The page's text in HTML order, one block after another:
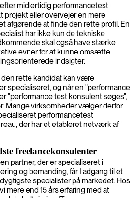
midlertidig performancetest
projekt eller overvejer en mere
afgørende at finde den rette profil. En
har ikke kun de tekniske
skal også have stærke
evner for at kunne omsætte
indsigter.
rette kandidat kan være
specialiseret, og når en "performance
"performance test konsulent søges",
Mange virksomheder vælger derfor
performancetest
der har et etableret netværk af
freelancekonsulenter
partner, der er specialiseret i
og bemanding, får I adgang til et
specialister på markedet. Hos
mere end 15 års erfaring med at